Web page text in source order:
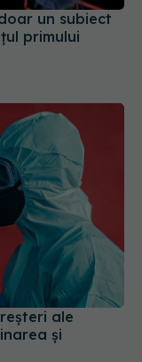
un subiect
primului
ale
și